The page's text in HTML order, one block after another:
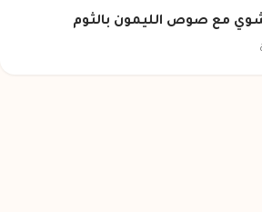
مع صوص الليمون بالثوم